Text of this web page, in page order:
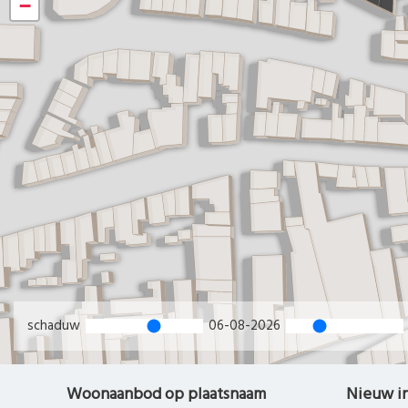
−
schaduw 06-08-2026
Woonaanbod op plaatsnaam Nieuw